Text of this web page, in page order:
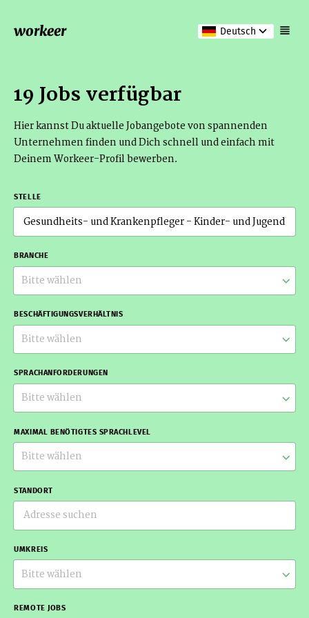
workeer Deutsch
19 Jobs verfügbar
Hier kannst Du aktuelle Jobangebote von spannenden
Unternehmen finden und Dich schnell und einfach mit
Deinem Workeer-Profil bewerben.
STELLE
BRANCHE
Bitte wählen
BESCHÄFTIGUNGSVERHÄLTNIS
Bitte wählen
SPRACHANFORDERUNGEN
Bitte wählen
MAXIMAL BENÖTIGTES SPRACHLEVEL
Bitte wählen
STANDORT
UMKREIS
Bitte wählen
REMOTE JOBS